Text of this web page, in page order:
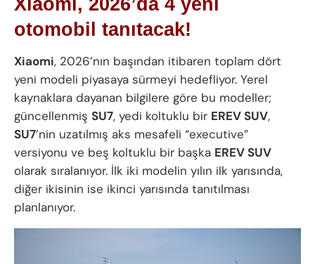
otomobil tanıtacak!
Xiaomi, 2026’nın başından itibaren toplam dört
yeni modeli piyasaya sürmeyi hedefliyor. Yerel
kaynaklara dayanan bilgilere göre bu modeller;
güncellenmiş SU7, yedi koltuklu bir EREV SUV,
SU7’nin uzatılmış aks mesafeli “executive”
versiyonu ve beş koltuklu bir başka EREV SUV
olarak sıralanıyor. İlk iki modelin yılın ilk yarısında,
diğer ikisinin ise ikinci yarısında tanıtılması
planlanıyor.